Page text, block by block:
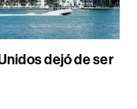
dejó de ser